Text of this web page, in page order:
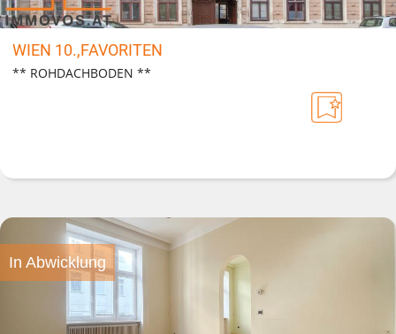
WIEN 10.,FAVORITEN
** ROHDACHBODEN **
In Abwicklung